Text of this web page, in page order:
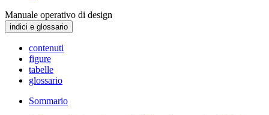
Manuale operativo di design
indici e glossario
contenuti
figure
tabelle
glossario
Sommario